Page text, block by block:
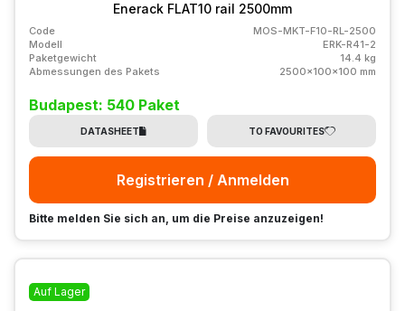
Enerack FLAT10 rail 2500mm
Code
MOS-MKT-F10-RL-2500
Modell
ERK-R41-2
Paketgewicht
14.4 kg
Abmessungen des Pakets
2500x100x100 mm
Budapest: 540 Paket
DATASHEET TO FAVOURITES
Registrieren / Anmelden
Bitte melden Sie sich an, um die Preise anzuzeigen!
Auf Lager